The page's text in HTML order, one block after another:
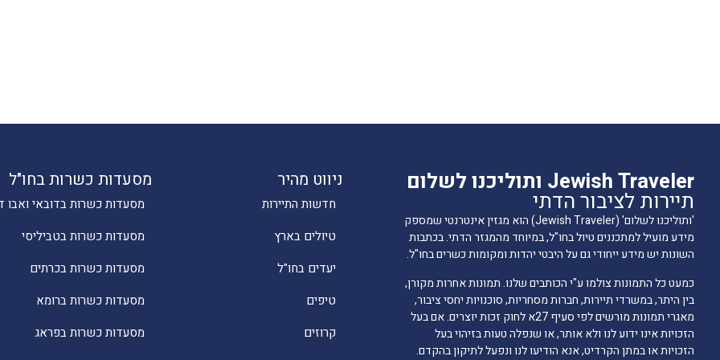
מסעדות כשרות בחו"ל
מסעדות כשרות בדובאי ואבו
מסעדות כשרות בטביליסי
מסעדות כשרות בכרתים
מסעדות כשרות ברומא
מסעדות כשרות בפראג
ניווט מהיר
חדשות התיירות
טיולים בארץ
יעדים בחו"ל
טיפים
קרוזים
Jewish Traveler ותוליכנו לשלום
תיירות לציבור הדתי
'ותוליכנו לשלום' (Jewish Traveler) הוא מגזין אינטרנטי שמספק
מידע מועיל למתכננים טיול בחו"ל, במיוחד מהמגזר הדתי. בכתבות
השונות יש מידע ייחודי גם על היבטי יהדות ומקומות כשרים בחו"ל.
כמעט כל התמונות צולמו ע"י הכותבים שלנו. תמונות אחרות מקורן,
בין היתר, במשרדי תיירות, חברות מסחריות, סוכנויות יחסי ציבור,
מאגרי תמונות מורשים לפי סעיף 27א לחוק זכות יוצרים. אם בעל
הזכויות אינו ידוע לנו ולא אותר, או שנפלה טעות בזיהוי בעל
הזכויות או במתן הקרדיט, אנא הודיעו לנו ונפעל לתיקון בהקדם.